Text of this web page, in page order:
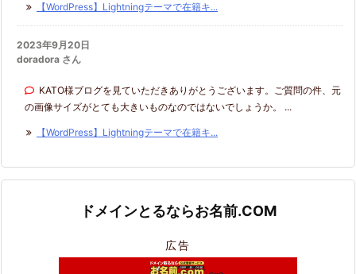
【WordPress】Lightningテーマで在籍キ...
2023年9月20日
doradora さん
KATO様ブログを見ていただきありがとうございます。ご質問の件、元
の画像サイズがとても大きいものなのではないでしょうか。 ...
【WordPress】Lightningテーマで在籍キ...
ドメインとるならお名前.COM
広告